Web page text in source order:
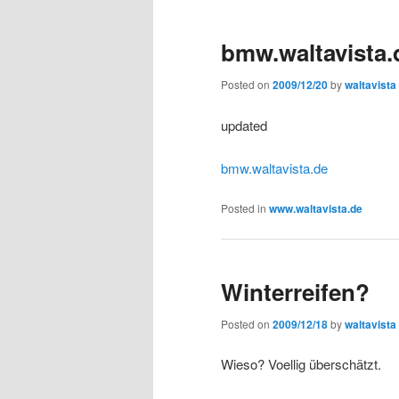
Posted on 2009/12/20bywaltavista
updated
bmw.waltavista.de
Posted in www.waltavista.de
Winterreifen?
Posted on 2009/12/18bywaltavista
Wieso? Voellig überschätzt.